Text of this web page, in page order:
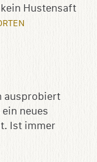
Hustensaft
ausprobiert
neues
Ist immer